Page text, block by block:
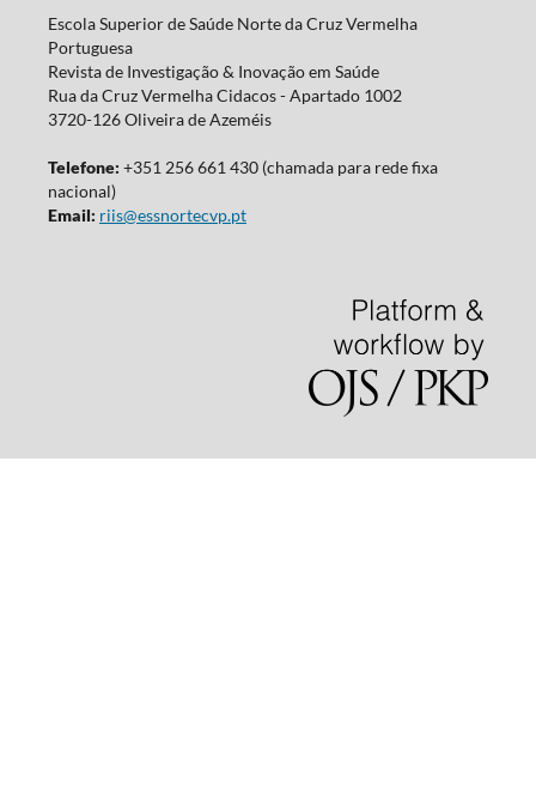
Escola Superior de Saúde Norte da Cruz Vermelha
Portuguesa
Revista de Investigação & Inovação em Saúde
Rua da Cruz Vermelha Cidacos - Apartado 1002
3720-126 Oliveira de Azeméis
Telefone: +351 256 661 430 (chamada para rede fixa
nacional)
Email: riis@essnortecvp.pt